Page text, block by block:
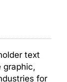
text
graphic,
for